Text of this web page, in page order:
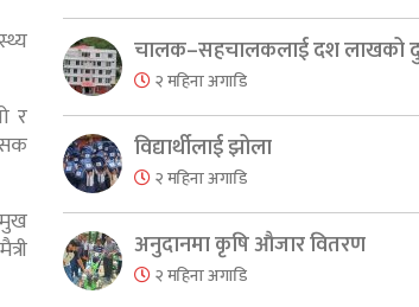
र
चालक–सहचालकलाई दश लाखको
२ महिना अगाडि
विद्यार्थीलाई झोला
२ महिना अगाडि
अनुदानमा कृषि औजार वितरण
२ महिना अगाडि